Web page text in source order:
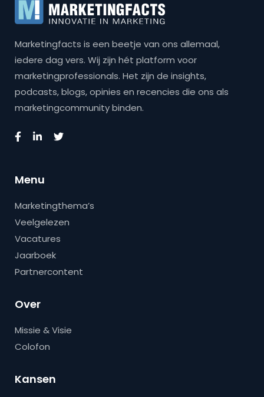
Marketingfacts is een beetje van ons allemaal,
iedere dag vers. Wij zijn hét platform voor
marketingprofessionals. Het zijn de insights,
podcasts, blogs, opinies en recencies die ons als
marketingcommunity binden.
Menu
Marketingthema’s
Veelgelezen
Vacatures
Jaarboek
Partnercontent
Over
Missie & Visie
Colofon
Kansen